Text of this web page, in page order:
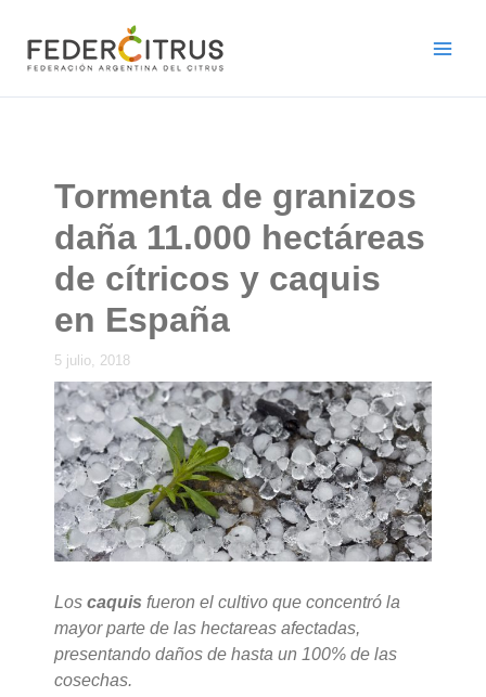
contenido
Tormenta de granizos
daña 11.000 hectáreas
de cítricos y caquis
en España
5 julio, 2018
Loscaquis fueron el cultivo que concentró la
mayor parte de las hectareas afectadas,
presentando daños de hasta un 100% de las
cosechas.